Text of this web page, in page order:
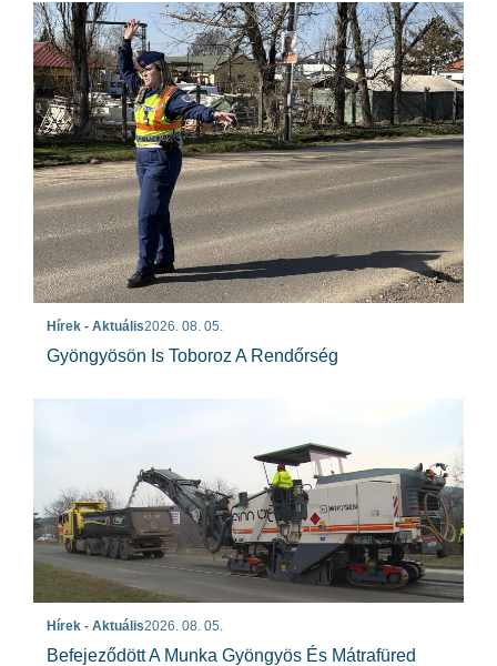
Hírek - Aktuális2026. 08. 05.
Gyöngyösön Is Toboroz A Rendőrség
Hírek - Aktuális2026. 08. 05.
Befejeződött A Munka Gyöngyös És Mátrafüred